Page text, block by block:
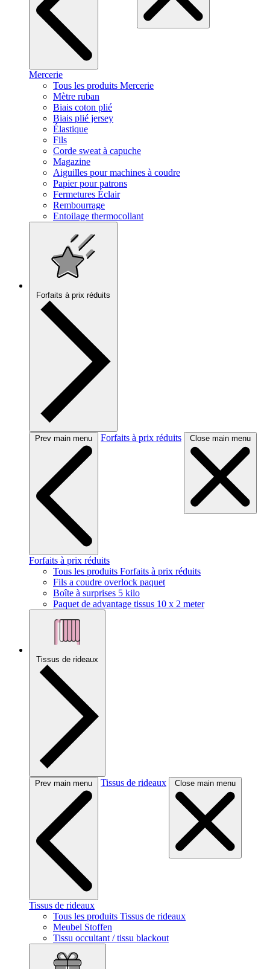
Mercerie
Tous les produits Mercerie
Mètre ruban
Biais coton plié
Biais plié jersey
Élastique
Fils
Corde sweat à capuche
Magazine
Aiguilles pour machines à coudre
Papier pour patrons
Fermetures Éclair
Rembourrage
Entoilage thermocollant
Forfaits à prix réduits
Prev main menu Forfaits à prix réduits Close main menu
Forfaits à prix réduits
Tous les produits Forfaits à prix réduits
Fils a coudre overlock paquet
Boîte à surprises 5 kilo
Paquet de advantage tissus 10 x 2 meter
Tissus de rideaux
Prev main menu Tissus de rideaux Close main menu
Tissus de rideaux
Tous les produits Tissus de rideaux
Meubel Stoffen
Tissu occultant / tissu blackout